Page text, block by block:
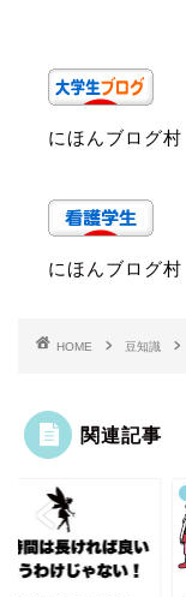
にほんブログ村
にほんブログ村
HOME 豆知識
関連記事